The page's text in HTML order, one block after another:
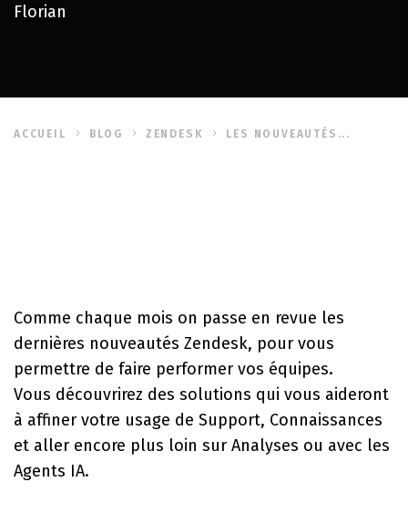
Florian
ACCUEIL BLOG ZENDESK LES NOUVEAUTÉS...
Comme chaque mois on passe en revue les
dernières nouveautés Zendesk, pour vous
permettre de faire performer vos équipes.
Vous découvrirez des solutions qui vous aideront
à affiner votre usage de Support, Connaissances
et aller encore plus loin sur Analyses ou avec les
Agents IA.